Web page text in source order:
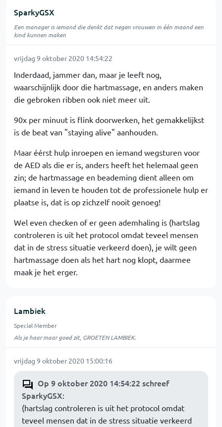
SparkyGSX
Een manager is iemand die denkt dat negen vrouwen in één maand een
kind kunnen maken
vrijdag 9 oktober 2020 14:54:22
Inderdaad, jammer dan, maar je leeft nog,
waarschijnlijk door die hartmassage, en anders maken
die gebroken ribben ook niet meer uit.
90x per minuut is flink doorwerken, het gemakkelijkst
is de beat van "staying alive" aanhouden.
Maar éérst hulp inroepen en iemand wegsturen voor
de AED als die er is, anders heeft het helemaal geen
zin; de hartmassage en beademing dient alleen om
iemand in leven te houden tot de professionele hulp er
plaatse is, dat is op zichzelf nooit genoeg!
Wel even checken of er geen ademhaling is (hartslag
controleren is uit het protocol omdat teveel mensen
dat in de stress situatie verkeerd doen), je wilt geen
hartmassage doen als het hart nog klopt, daarmee
maak je het erger.
Lambiek
Special Member
Als je haar maar goed zit, GROETEN LAMBIEK.
vrijdag 9 oktober 2020 15:00:16
Op 9 oktober 2020 14:54:22 schreef
SparkyGSX:
(hartslag controleren is uit het protocol omdat
teveel mensen dat in de stress situatie verkeerd